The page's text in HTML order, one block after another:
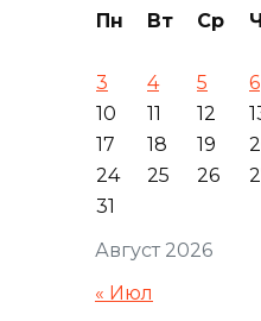
Август 2026
Пн Вт Ср
3
4 5 6
10
11 12
17
18 19
24
25 26
31
« Июл